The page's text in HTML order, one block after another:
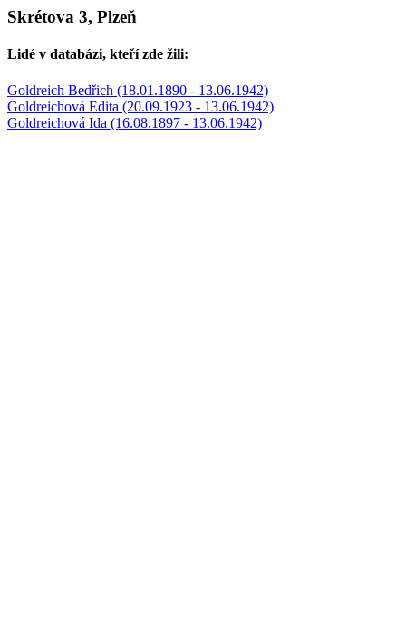
Skrétova 3, Plzeň
Lidé v databázi, kteří zde žili:
Goldreich Bedřich (18.01.1890 - 13.06.1942)
Goldreichová Edita (20.09.1923 - 13.06.1942)
Goldreichová Ida (16.08.1897 - 13.06.1942)